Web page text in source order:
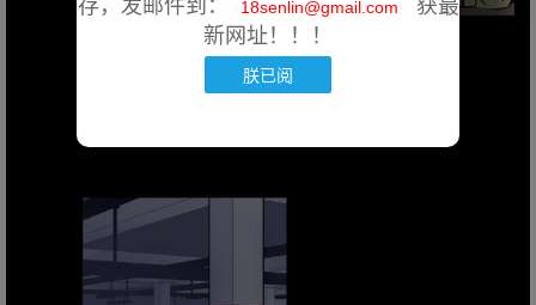
存，发邮件到：
18senlin@gmail.com
获最
新网址！！！
朕已阅